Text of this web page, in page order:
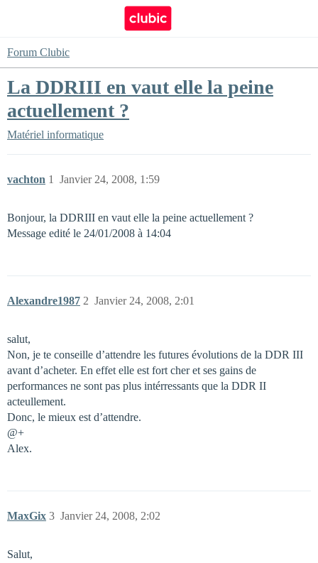
Forum Clubic
La DDRIII en vaut elle la peine
actuellement ?
Matériel informatique
vachton Janvier 24, 2008, 1:59
1
Bonjour, la DDRIII en vaut elle la peine actuellement ?
Message edité le 24/01/2008 à 14:04
Alexandre1987 Janvier 24, 2008, 2:01
2
salut,
Non, je te conseille d’attendre les futures évolutions de la DDR III
avant d’acheter. En effet elle est fort cher et ses gains de
performances ne sont pas plus intérressants que la DDR II
acteullement.
Donc, le mieux est d’attendre.
@+
Alex.
MaxGix Janvier 24, 2008, 2:02
3
Salut,